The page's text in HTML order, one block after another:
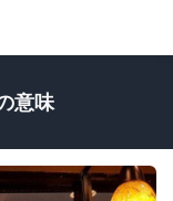
意味